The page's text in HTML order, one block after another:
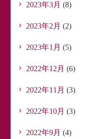
2023年3月 (8)
2023年2月 (2)
2023年1月 (5)
2022年12月 (6)
2022年11月 (3)
2022年10月 (3)
2022年9月 (4)